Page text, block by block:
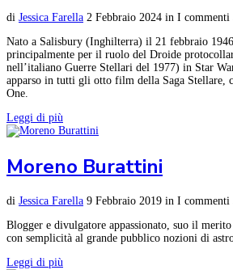
di Jessica Farella 2 Febbraio 2024 in I commenti
Nato a Salisbury (Inghilterra) il 21 febbraio
principalmente per il ruolo del Droide
nell’italiano Guerre Stellari del 1977) in Star
apparso in tutti gli otto film della Saga Stellare,
One.
Leggi di più
Moreno Burattini
di Jessica Farella 9 Febbraio 2019 in I commenti
Blogger e divulgatore appassionato, suo il
con semplicità al grande pubblico nozioni di
Leggi di più